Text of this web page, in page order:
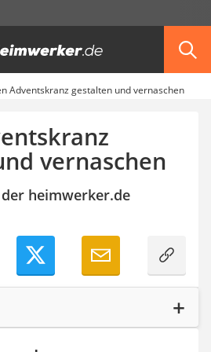
Adventskranz gestalten und vernaschen
vernaschen
heimwerker.de